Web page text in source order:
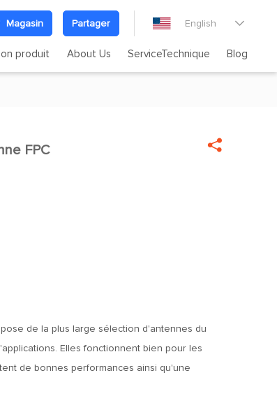
Magasin Partager English 
produit About Us ServiceTechnique Blog
FPC 
de la plus large sélection d'antennes du
Elles fonctionnent bien pour les
de bonnes performances ainsi qu'une